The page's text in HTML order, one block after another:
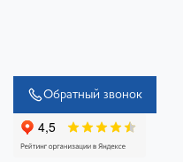
Обратный звонок